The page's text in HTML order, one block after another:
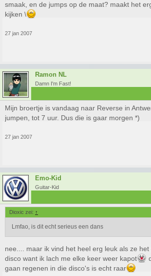
smaak, en de jumps op de maat? maakt het
kijken \
27 jan 2007
Ramon NL
Damn I'm Fast!
Mijn broertje is vandaag naar Reverse in
jumpen, tot 7 uur. Dus die is gaar morgen *)
27 jan 2007
Emo-Kid
Guitar-Kid
Dioxic zei: ↑
Lmfao, is dit echt serieus een dans
nee.... maar ik vind het heel erg leuk als ze
disco want ik lach me elke keer weer kapot
gaan regenen in die disco's is echt raar